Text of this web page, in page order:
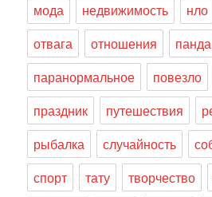
мода
недвижимость нло
отвага
отношения
панда
паранормальное
повезло
праздник
путешествия
рыбалка
случайность
спорт
тату творчество